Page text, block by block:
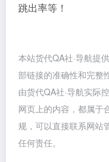
跳出率等！
本站货代QA社·导航提
部链接的准确性和完整
由货代QA社·导航实际
网页上的内容，都属于
规，可以直接联系网站
任何责任。